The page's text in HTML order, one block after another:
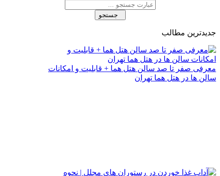
جستجو
جدیدترین مطالب
معرفی صفر تا صد سالن هتل هما + قابلیت و امکانات
سالن‌ ها در هتل هما تهران